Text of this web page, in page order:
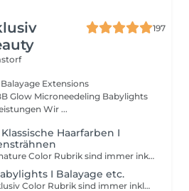
197
Klassische Friseurdienstleistungen Wir ...
Klassische Haarfarben I
Dienstleistungen der Signature Color Rubrik sind immer inklusive einer Haarwäsche und einer Express Pflege. Die Preise verstehen sich als "ab" Preise. Vor Ort kann der Preis je nach Zeit und Material Aufwand variieren. Ab 18 Jahren
I Balayage etc.
Dienstleistungen der Exklusiv Color Rubrik sind immer inklusive einer Haarwäsche und einer Veredlung und Express Pflege. Die Preise verstehen sich als "ab" Preise. Vor Ort kann der Preis je nach Zeit und Material Aufwand variieren. Ab 18 Jahren.